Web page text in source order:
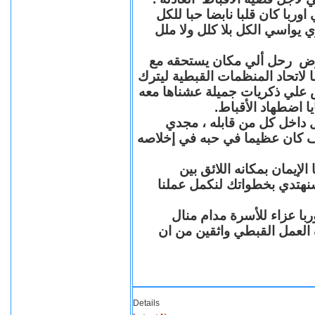
كان قلبا نابضا حبا للكل
يواسي الكل بلا كلل ولا ملل
رحل ألي مكان يستحقه مع
المنظمات القبطية ليترك
علي ذكريات جميلة عشناها معه
اضطهاد الأقباط.
داخل كل من قابله ، مجدي
عظيما في حبه في إخلاصه
بمكانه اللائق بين
بخطواتك لنكمل عملنا
عزاء للأسرة مدام منال
العمل القبطي واثقين من ان
Details